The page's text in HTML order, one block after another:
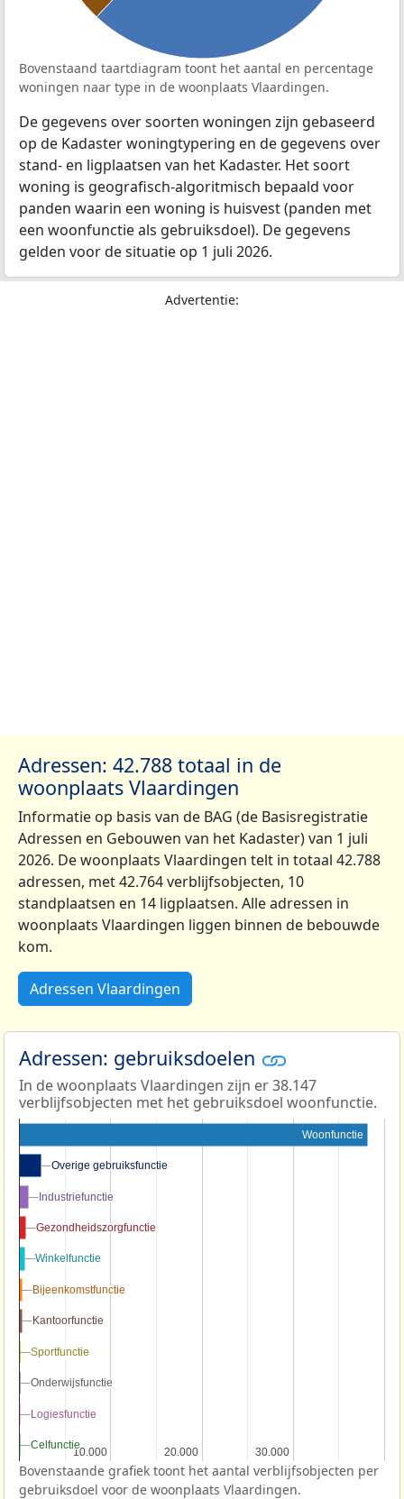
Bovenstaand taartdiagram toont het aantal en percentage
woningen naar type in de woonplaats Vlaardingen.
De gegevens over soorten woningen zijn gebaseerd
op de Kadaster woningtypering en de gegevens over
stand- en ligplaatsen van het Kadaster. Het soort
woning is geografisch-algoritmisch bepaald voor
panden waarin een woning is huisvest (panden met
een woonfunctie als gebruiksdoel). De gegevens
gelden voor de situatie op 1 juli 2026.
Advertentie:
Adressen: 42.788 totaal in de
woonplaats Vlaardingen
Informatie op basis van de BAG (de Basisregistratie
Adressen en Gebouwen van het Kadaster) van 1 juli
2026. De woonplaats Vlaardingen telt in totaal 42.788
adressen, met 42.764 verblijfsobjecten, 10
standplaatsen en 14 ligplaatsen. Alle adressen in
woonplaats Vlaardingen liggen binnen de bebouwde
kom.
Adressen Vlaardingen
Adressen: gebruiksdoelen
In de woonplaats Vlaardingen zijn er 38.147
verblijfsobjecten met het gebruiksdoel woonfunctie.
10.000
10.000 20.000
20.000 30.000
30.000
Woonfunctie
Overige gebruiksfunctie
Overige gebruiksfunctie
Industriefunctie
Industriefunctie
Gezondheidszorgfunctie
Gezondheidszorgfunctie
Winkelfunctie
Winkelfunctie
Bijeenkomstfunctie
Bijeenkomstfunctie
Kantoorfunctie
Kantoorfunctie
Sportfunctie
Sportfunctie
Onderwijsfunctie
Onderwijsfunctie
Logiesfunctie
Logiesfunctie
Celfunctie
Celfunctie
Bovenstaande grafiek toont het aantal verblijfsobjecten per
gebruiksdoel voor de woonplaats Vlaardingen.